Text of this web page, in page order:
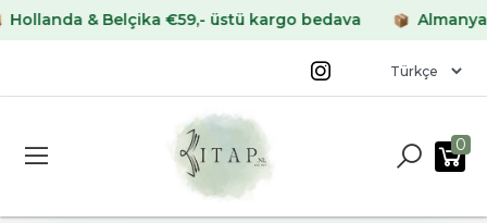
& Belçika €59,- üstü kargo bedava Almanya &
0